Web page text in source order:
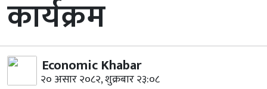
कार्यक्रम
Economic Khabar
२० असार २०८२, शुक्रबार २३:०८